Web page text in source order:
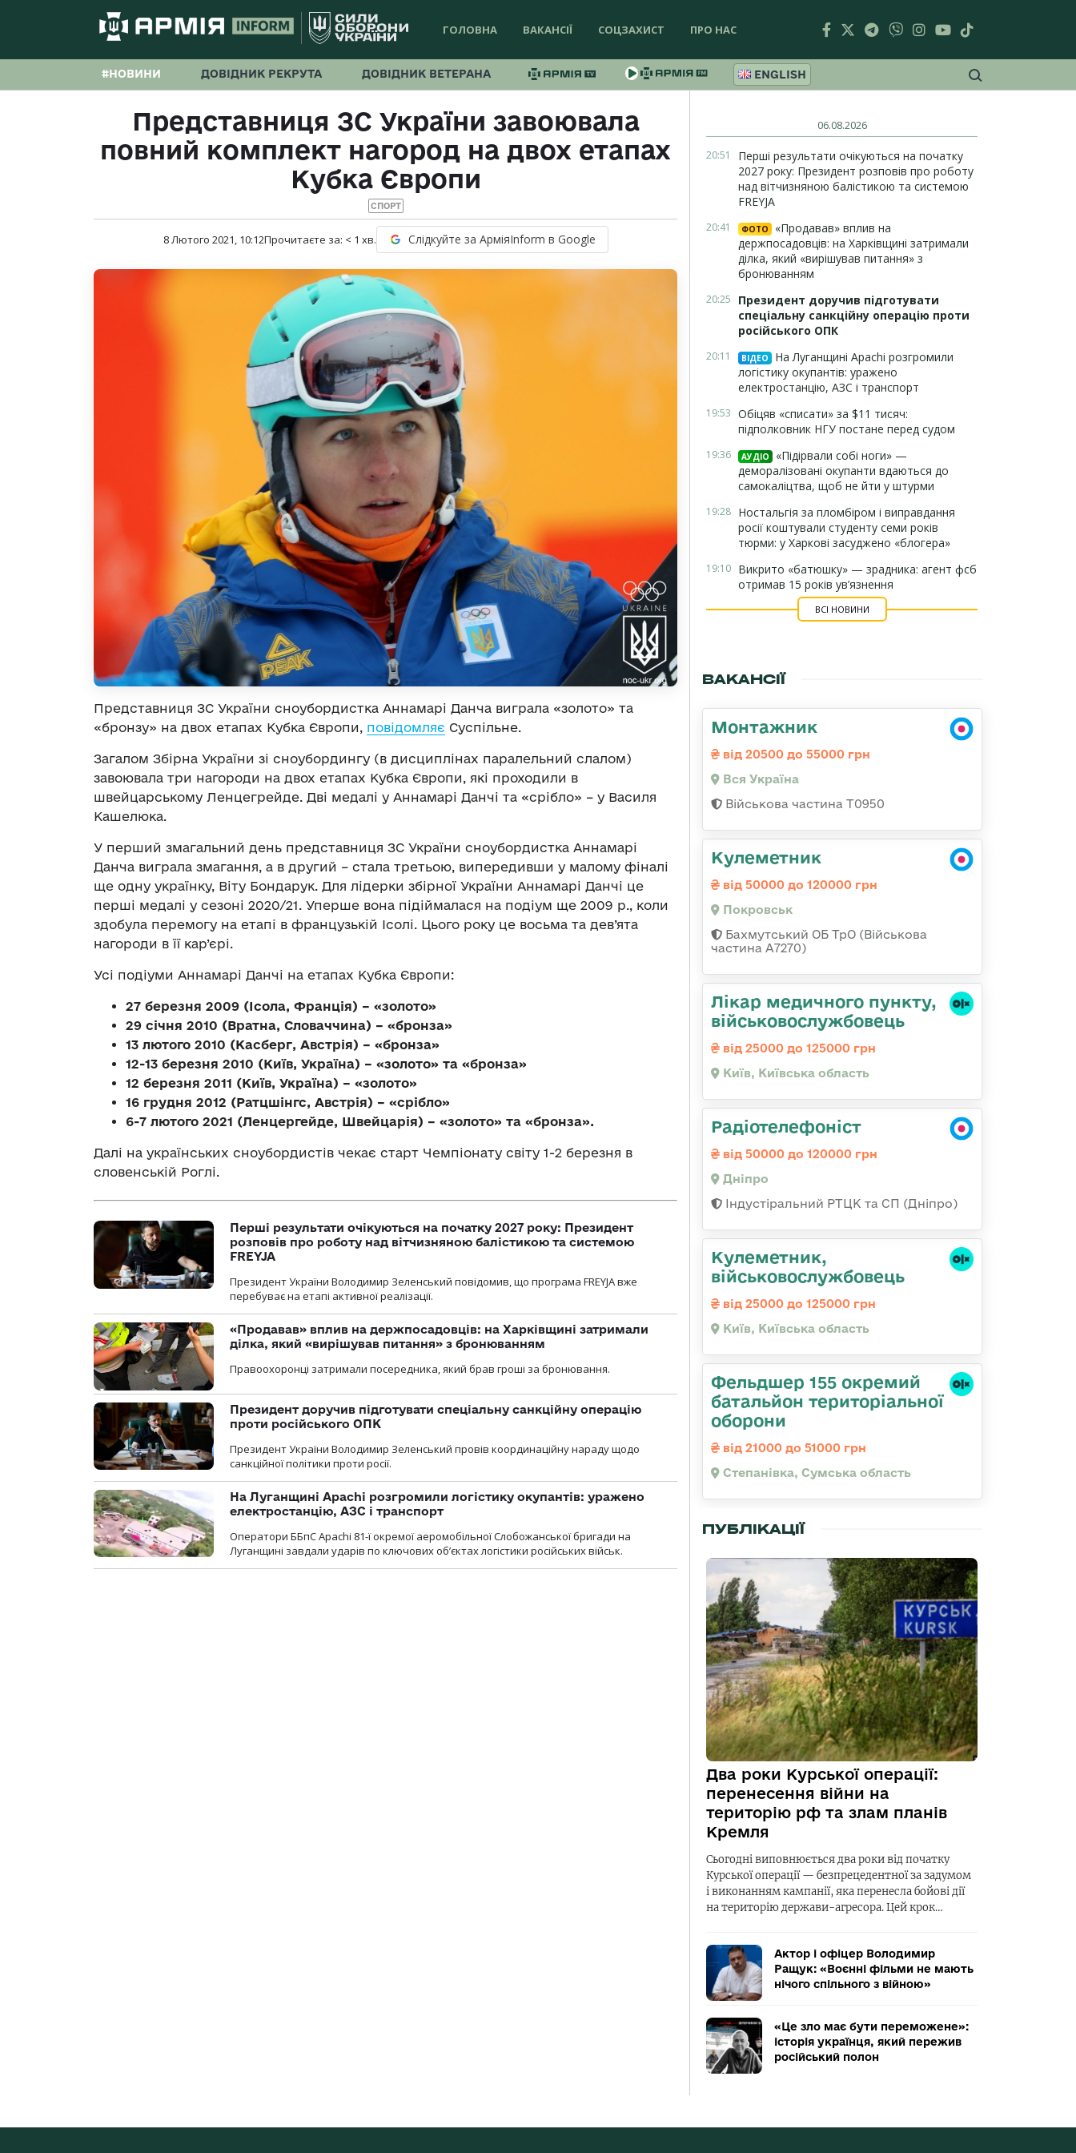
ГОЛОВНА ВАКАНСІЇ СОЦЗАХИСТ ПРО НАС
#НОВИНИ ДОВІДНИК РЕКРУТА ДОВІДНИК ВЕТЕРАНА ENGLISH
Представниця ЗС України завоювала
повний комплект нагород на двох етапах
Кубка Європи
СПОРТ
8 Лютого 2021, 10:12Прочитаєте за: < 1 хв. Слідкуйте за АрміяInform в Google
Представниця ЗС України сноубордистка Аннамарі Данча виграла «золото» та
«бронзу» на двох етапах Кубка Європи, повідомляє Суспільне.
Загалом Збірна України зі сноубордингу (в дисциплінах паралельний слалом)
завоювала три нагороди на двох етапах Кубка Європи, які проходили в
швейцарському Ленцегрейде. Дві медалі у Аннамарі Данчі та «срібло» – у Василя
Кашелюка.
У перший змагальний день представниця ЗС України сноубордистка Аннамарі
Данча виграла змагання, а в другий – стала третьою, випередивши у малому фіналі
ще одну українку, Віту Бондарук. Для лідерки збірної України Аннамарі Данчі це
перші медалі у сезоні 2020/21. Уперше вона підіймалася на подіум ще 2009 р., коли
здобула перемогу на етапі в французькій Ісолі. Цього року це восьма та дев’ята
нагороди в її кар’єрі.
Усі подіуми Аннамарі Данчі на етапах Кубка Європи:
27 березня 2009 (Ісола, Франція) – «золото»
29 січня 2010 (Вратна, Словаччина) – «бронза»
13 лютого 2010 (Касберг, Австрія) – «бронза»
12-13 березня 2010 (Київ, Україна) – «золото» та «бронза»
12 березня 2011 (Київ, Україна) – «золото»
16 грудня 2012 (Ратцшінгс, Австрія) – «срібло»
6-7 лютого 2021 (Ленцергейде, Швейцарія) – «золото» та «бронза».
Далі на українських сноубордистів чекає старт Чемпіонату світу 1-2 березня в
словенській Роглі.
Перші результати очікуються на початку 2027 року: Президент
розповів про роботу над вітчизняною балістикою та системою
FREYJA
Президент України Володимир Зеленський повідомив, що програма FREYJA вже
перебуває на етапі активної реалізації.
«Продавав» вплив на держпосадовців: на Харківщині затримали
ділка, який «вирішував питання» з бронюванням
Правоохоронці затримали посередника, який брав гроші за бронювання.
Президент доручив підготувати спеціальну санкційну операцію
проти російського ОПК
Президент України Володимир Зеленський провів координаційну нараду щодо
санкційної політики проти росії.
На Луганщині Apachi розгромили логістику окупантів: уражено
електростанцію, АЗС і транспорт
Оператори ББпС Apachi 81-ї окремої аеромобільної Слобожанської бригади на
Луганщині завдали ударів по ключових об’єктах логістики російських військ.
06.08.2026
20:51
Перші результати очікуються на початку
2027 року: Президент розповів про роботу
над вітчизняною балістикою та системою
FREYJA
20:41 ФОТО
«Продавав» вплив на
держпосадовців: на Харківщині затримали
ділка, який «вирішував питання» з
бронюванням
20:25
Президент доручив підготувати
спеціальну санкційну операцію проти
російського ОПК
20:11 ВІДЕО
На Луганщині Apachi розгромили
логістику окупантів: уражено
електростанцію, АЗС і транспорт
19:53 Обіцяв «списати» за $11 тисяч:
підполковник НГУ постане перед судом
19:36 АУДІО
«Підірвали собі ноги» —
деморалізовані окупанти вдаються до
самокаліцтва, щоб не йти у штурми
19:28 Ностальгія за пломбіром і виправдання
росії коштували студенту семи років
тюрми: у Харкові засуджено «блогера»
19:10 Викрито «батюшку» — зрадника: агент фсб
отримав 15 років ув’язнення
ВСІ НОВИНИ
ВАКАНСІЇ
Монтажник
від 20500 до 55000 грн
Вся Україна
Військова частина Т0950
Кулеметник
від 50000 до 120000 грн
Покровськ
Бахмутський ОБ ТрО (Військова
частина А7270)
Лікар медичного пункту,
військовослужбовець
від 25000 до 125000 грн
Київ, Київська область
Радіотелефоніст
від 50000 до 120000 грн
Дніпро
Індустіральний РТЦК та СП (Дніпро)
Кулеметник,
військовослужбовець
від 25000 до 125000 грн
Київ, Київська область
Фельдшер 155 окремий
батальйон територіальної
оборони
від 21000 до 51000 грн
Степанівка, Сумська область
ПУБЛІКАЦІЇ
Два роки Курської операції:
перенесення війни на
територію рф та злам планів
Кремля
Сьогодні виповнюється два роки від початку
Курської операції — безпрецедентної за задумом
і виконанням кампанії, яка перенесла бойові дії
на територію держави-агресора. Цей крок…
Актор і офіцер Володимир
Ращук: «Воєнні фільми не мають
нічого спільного з війною»
«Це зло має бути переможене»:
історія українця, який пережив
російський полон